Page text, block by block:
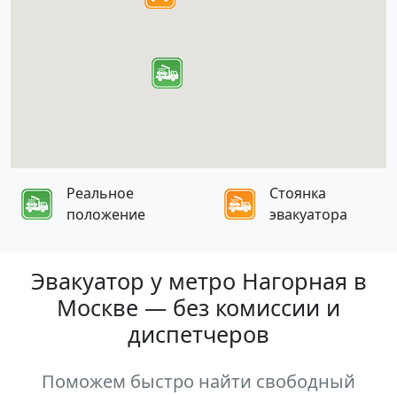
Реальное
положение
Стоянка
эвакуатора
Эвакуатор у метро Нагорная в
Москве — без комиссии и
диспетчеров
Поможем быстро найти свободный